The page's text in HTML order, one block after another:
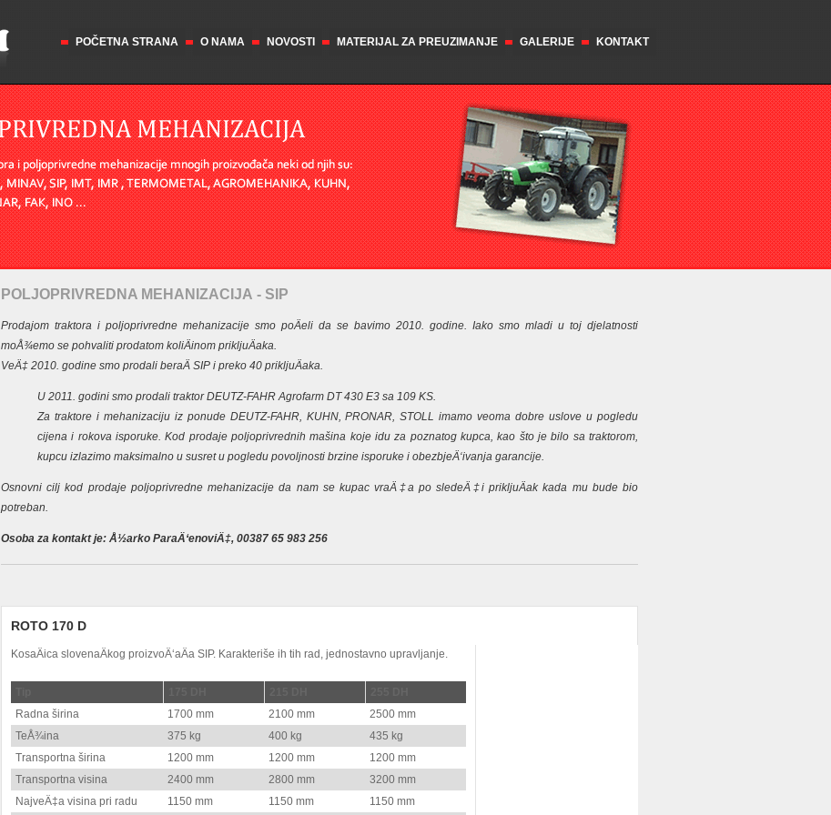
KONTAKT
GALERIJE
MATERIJAL ZA PREUZIMANJE
NOVOSTI
O NAMA
POČETNA STRANA
POLJOPRIVREDNA MEHANIZACIJA - SIP
Prodajom traktora i poljoprivredne mehanizacije smo poÄeli da se bavimo 2010. godine. Iako smo mladi u toj djelatnosti
moÅ¾emo se pohvaliti prodatom koliÄinom prikljuÄaka.
VeÄ‡ 2010. godine smo prodali beraÄ SIP i preko 40 prikljuÄaka.
U 2011. godini smo prodali traktor DEUTZ-FAHR Agrofarm DT 430 E3 sa 109 KS.
Za traktore i mehanizaciju iz ponude DEUTZ-FAHR, KUHN, PRONAR, STOLL imamo veoma dobre uslove u pogledu
cijena i rokova isporuke. Kod prodaje poljoprivrednih mašina koje idu za poznatog kupca, kao što je bilo sa traktorom,
kupcu izlazimo maksimalno u susret u pogledu povoljnosti brzine isporuke i obezbjeÄ‘ivanja garancije.
Osnovni cilj kod prodaje poljoprivredne mehanizacije da nam se kupac vraÄ‡a po sledeÄ‡i prikljuÄak kada mu bude bio
potreban.
Osoba za kontakt je: Å½arko ParaÄ‘enoviÄ‡, 00387 65 983 256
ROTO 170 D
KosaÄica slovenaÄkog proizvoÄ‘aÄa SIP. Karakteriše ih tih rad, jednostavno upravljanje.
Radna širina
1700 mm 2100 mm
2500 mm
TeÅ¾ina
375 kg 400 kg
435 kg
Transportna širina
1200 mm 1200 mm
1200 mm
Transportna visina
2400 mm 2800 mm
3200 mm
NajveÄ‡a visina pri radu
1150 mm 1150 mm
1150 mm